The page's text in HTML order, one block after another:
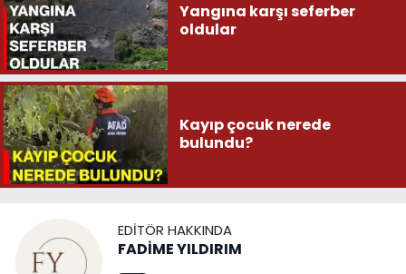
Yangına karşı seferber
oldular
Kayıp çocuk nerede
bulundu?
EDITÖR HAKKINDA
FADİME YILDIRIM